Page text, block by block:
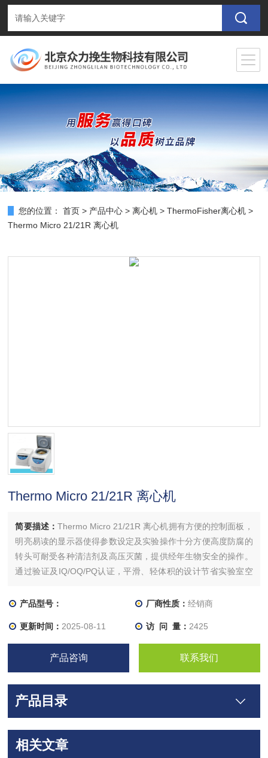
您的位置： 首页 > 产品中心 >离心机 >ThermoFisher离心机 >
Thermo Micro 21/21R 离心机
Thermo Micro 21/21R 离心机
简要描述： Thermo Micro 21/21R 离心机拥有方便的控制面板，
明亮易读的显示器使得参数设定及实验操作十分方便高度防腐的
转头可耐受各种清洁剂及高压灭菌，提供经年生物安全的操作。
通过验证及IQ/OQ/PQ认证，平滑、轻体积的设计节省实验室空
产品型号：
厂商性质： 经销商
更新时间： 2025-08-11 访 问 量： 2425
产品咨询 联系我们
产品目录
相关文章